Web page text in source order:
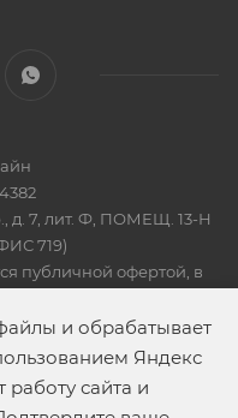
д. 7, лит. Ф, ПОМЕЩ. 13-Н
719)
публичной офертой, в
и обрабатывает
Яндекс
сайта и